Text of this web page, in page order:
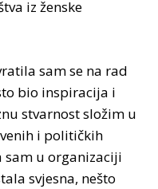
iz ženske
sam se na rad
bio inspiracija i
stvarnost složim u
i političkih
sam u organizaciji
svjesna, nešto